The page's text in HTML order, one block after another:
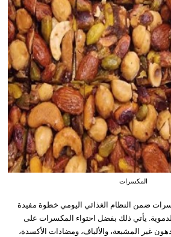
المكسرات
ضمن النظام الغذائي اليومي خطوة مفيدة
يأتي ذلك بفضل احتواء المكسرات على
غير المشبعة، والألياف، ومضادات الأكسدة،